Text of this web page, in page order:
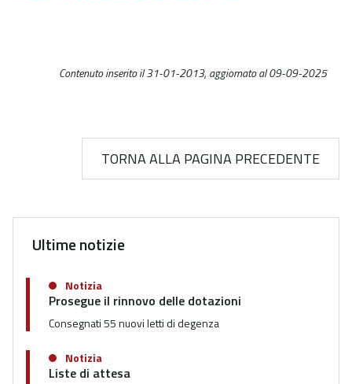
Contenuto inserito il 31-01-2013, aggiornato al 09-09-2025
TORNA ALLA PAGINA PRECEDENTE
Ultime notizie
Notizia
Prosegue il rinnovo delle dotazioni
Consegnati 55 nuovi letti di degenza
Notizia
Liste di attesa